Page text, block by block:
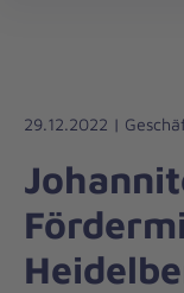
Liebe
Leben
29.12.2022 |